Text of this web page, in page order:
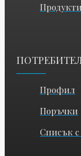
Профил
Поръчки
Списък